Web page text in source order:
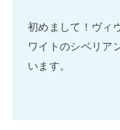
初めまして！ヴィ
ワイトのシベリア
います。